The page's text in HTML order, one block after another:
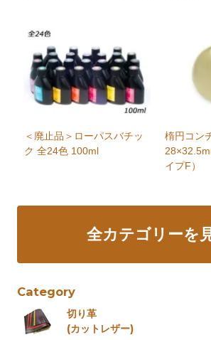
＜廃止品＞ローパスバチッ
ク 全24色 100ml
楕円コン
イプF）
全カテゴリーを
Category
切り革
(カットレザー)